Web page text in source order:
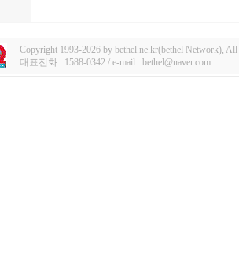
Copyright 1993-2026 by bethel.ne.kr(bethel Network), All
대표전화 : 1588-0342 / e-mail : bethel@naver.com